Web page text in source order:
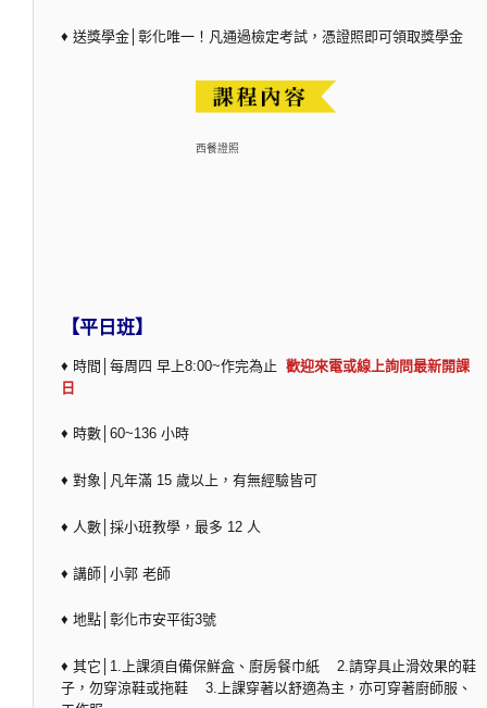
♦ 送獎學金│彰化唯一！凡通過檢定考試，憑證照即可領取獎學金
西餐證照
【平日班】
♦ 時間│每周四 早上8:00~作完為止 歡迎來電或線上詢問最新開課
日
♦ 時數│60~136 小時
♦ 對象│凡年滿 15 歲以上，有無經驗皆可
♦ 人數│採小班教學，最多 12 人
♦ 講師│小郭 老師
♦ 地點│彰化市安平街3號
♦ 其它│1.上課須自備保鮮盒、廚房餐巾紙 2.請穿具止滑效果的鞋
子，勿穿涼鞋或拖鞋 3.上課穿著以舒適為主，亦可穿著廚師服、